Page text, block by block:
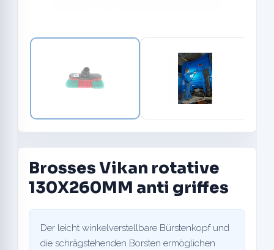
Brosses Vikan rotative
130X260MM anti griffes
Der leicht winkelverstellbare Bürstenkopf und
die schrägstehenden Borsten ermöglichen